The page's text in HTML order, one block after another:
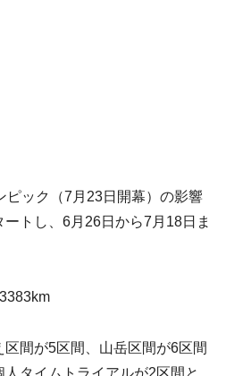
ピック（7月23日開幕）の影響
トし、6月26日から7月18日ま
間が5区間、山岳区間が6区間